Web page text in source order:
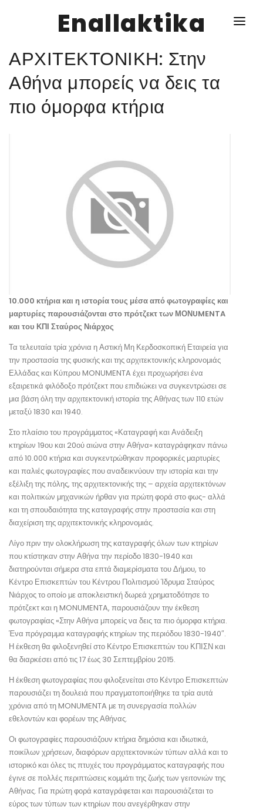
Enallaktika
NEWS
ΥΓΕΙΑ
ΕΝΑΛΛΑΚΤΙΚΑ
ΑΥΤΑΡΚΕΙΑ
ΑΡΧΙΤΕΚΤΟΝΙΚΗ: Στην
Αθήνα μπορείς να δεις τα
πιο όμορφα κτήρια
10.000 κτήρια και η ιστορία τους μέσα από φωτογραφίες και
μαρτυρίες παρουσιάζονται στο πρότζεκτ των ΜΟΝUMENTA
και του ΚΠΙ Σταύρος Νιάρχος
Τα τελευταία τρία χρόνια η Αστική Μη Κερδοσκοπική Εταιρεία για
την προστασία της φυσικής και της αρχιτεκτονικής κληρονομιάς
Ελλάδας και Κύπρου MONUMENTA έχει προχωρήσει ένα
εξαιρετικά φιλόδοξο πρότζεκτ που επιδιώκει να συγκεντρώσει σε
μια βάση όλη την αρχιτεκτονική ιστορία της Αθήνας των 110 ετών
μεταξύ 1830 και 1940.
Στο πλαίσιο του προγράμματος «Καταγραφή και Ανάδειξη
κτηρίων 19ου και 20ού αιώνα στην Αθήνα» καταγράφηκαν πάνω
από 10.000 κτήρια και συγκεντρώθηκαν προφορικές μαρτυρίες
και παλιές φωτογραφίες που αναδεικνύουν την ιστορία και την
εξέλιξη της πόλης, της αρχιτεκτονικής της – αρχεία αρχιτεκτόνων
και πολιτικών μηχανικών ήρθαν για πρώτη φορά στο φως- αλλά
και τη σπουδαιότητα της καταγραφής στην προστασία και στη
διαχείριση της αρχιτεκτονικής κληρονομιάς.
Λίγο πριν την ολοκλήρωση της καταγραφής όλων των κτηρίων
που κτίστηκαν στην Αθήνα την περίοδο 1830-1940 και
διατηρούνται σήμερα στα επτά διαμερίσματα του Δήμου, το
Κέντρο Επισκεπτών του Κέντρου Πολιτισμού Ίδρυμα Σταύρος
Νιάρχος το οποίο με αποκλειστική δωρεά χρηματοδότησε το
πρότζεκτ και η MONUMENTA, παρουσιάζουν την έκθεση
φωτογραφίας «Στην Αθήνα μπορείς να δεις τα πιο όμορφα κτήρια.
Ένα πρόγραμμα καταγραφής κτηρίων της περιόδου 1830-1940″.
Η έκθεση θα φιλοξενηθεί στο Κέντρο Επισκεπτών του ΚΠΙΣΝ και
θα διαρκέσει από τις 17 έως 30 Σεπτεμβρίου 2015.
Η έκθεση φωτογραφίας που φιλοξενείται στο Κέντρο Επισκεπτών
παρουσιάζει τη δουλειά που πραγματοποιήθηκε τα τρία αυτά
χρόνια από τη MONUMENTA με τη συνεργασία πολλών
εθελοντών και φορέων της Αθήνας.
Οι φωτογραφίες παρουσιάζουν κτήρια δημόσια και ιδιωτικά,
ποικίλων χρήσεων, διαφόρων αρχιτεκτονικών τύπων αλλά και το
ιστορικό και όλες τις πτυχές του προγράμματος καταγραφής που
έγινε σε πολλές περιπτώσεις κομμάτι της ζωής των γειτονιών της
Αθήνας. Για πρώτη φορά καταγράφεται και παρουσιάζεται το
εύρος των τύπων των κτηρίων που ανεγέρθηκαν στην